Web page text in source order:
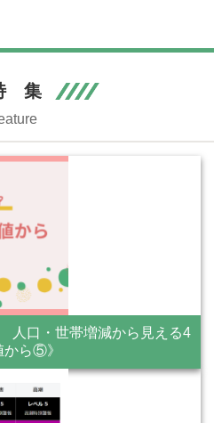
集
人口・世帯増減から見える4
から⑤》